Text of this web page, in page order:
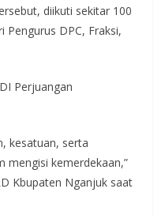
diikuti sekitar 100
Pengurus DPC, Fraksi,
Perjuangan
kesatuan, serta
mengisi kemerdekaan,”
Kbupaten Nganjuk saat